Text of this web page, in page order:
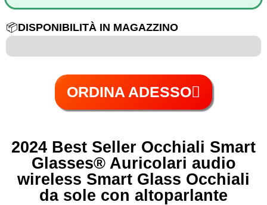
📦DISPONIBILITÀ IN MAGAZZINO
ORDINA ADESSO
2024 Best Seller Occhiali Smart
Glasses®️ Auricolari audio
wireless Smart Glass Occhiali
da sole con altoparlante